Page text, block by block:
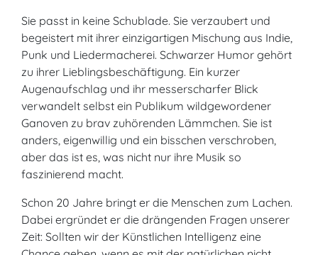
Sie passt in keine Schublade. Sie verzaubert und
begeistert mit ihrer einzigartigen Mischung aus Indie,
Punk und Liedermacherei. Schwarzer Humor gehört
zu ihrer Lieblingsbeschäftigung. Ein kurzer
Augenaufschlag und ihr messerscharfer Blick
verwandelt selbst ein Publikum wildgewordener
Ganoven zu brav zuhörenden Lämmchen. Sie ist
anders, eigenwillig und ein bisschen verschroben,
aber das ist es, was nicht nur ihre Musik so
faszinierend macht.
Schon 20 Jahre bringt er die Menschen zum Lachen.
Dabei ergründet er die drängenden Fragen unserer
Zeit: Sollten wir der Künstlichen Intelligenz eine